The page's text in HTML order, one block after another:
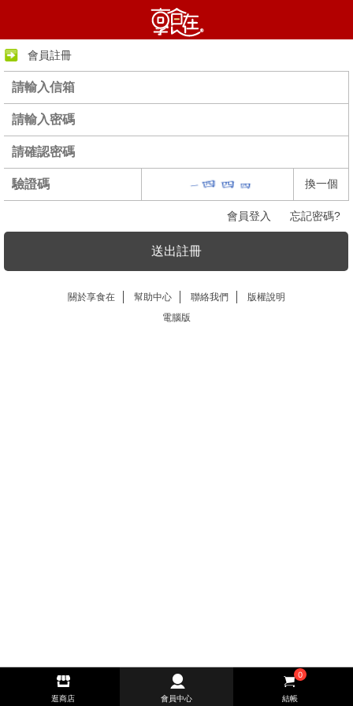
會員註冊
換一個
會員登入 忘記密碼?
送出註冊
關於享食在 幫助中心 聯絡我們
版權說明
電腦版
逛商店 會員中心
0
結帳